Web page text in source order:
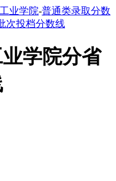
业学院-普通类录取分数
次投档分数线
学院分省